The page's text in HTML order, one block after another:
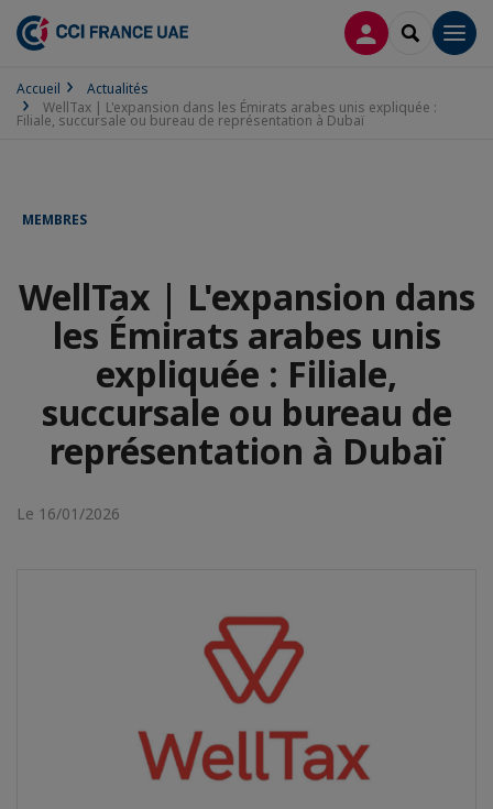
CONNEXION
Accueil
Actualités
WellTax | L'expansion dans les Émirats arabes unis expliquée :
Filiale, succursale ou bureau de représentation à Dubaï
MEMBRES
WellTax | L'expansion dans
les Émirats arabes unis
expliquée : Filiale,
succursale ou bureau de
représentation à Dubaï
Le 16/01/2026